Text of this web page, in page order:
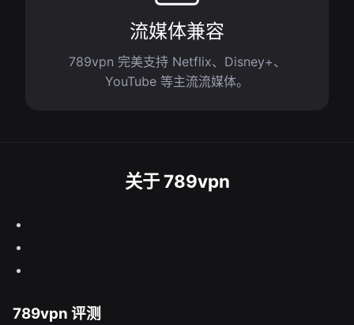
流媒体兼容
789vpn 完美支持 Netflix、Disney+、
YouTube 等主流流媒体。
关于 789vpn
789vpn 评测